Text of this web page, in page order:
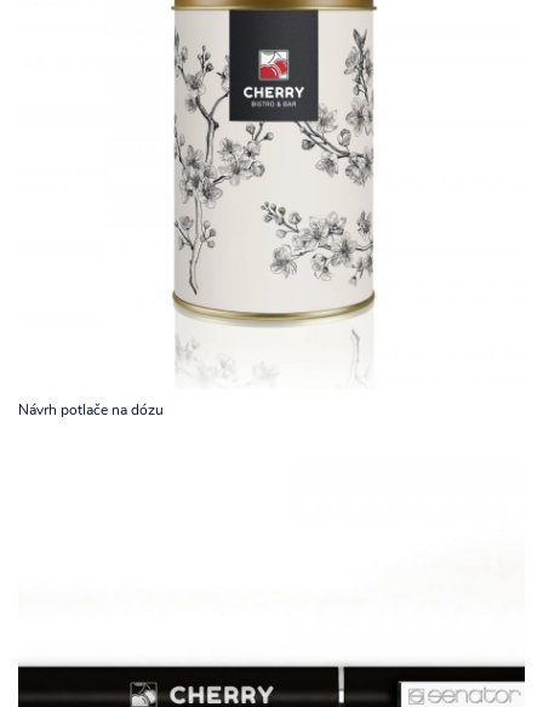
Návrh potlače na dózu